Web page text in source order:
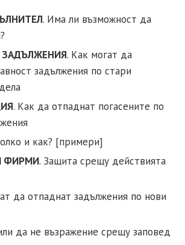
. Има ли възможност да
. Как могат да
задължения по стари
. Как да отпаднат погасените по
и как? [примери]
ФИРМИ. Защита срещу действията
да отпаднат задължения по нови
да не възражение срещу заповед